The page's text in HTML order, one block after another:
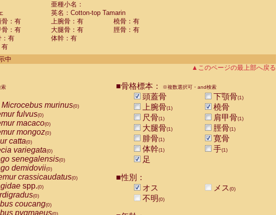
nigricollis (0)
oedipus
weddelli
spp.
boliviensis(0)
sciureus(0)
caraya(0)
fusca(0)
seniculus
spp.(0)
(0)
(0)
(0)
(0)
lagothricha
lagothricha cana
calvus rubicundus
亜種小名：
英名：Cotton-top Tamarin
骨：有 上腕骨：有
橈骨：有
骨：有 大腿骨：有
脛骨：有
：有
体幹：有
有
中
▲このページの最上部へ戻る
索
Microcebus murinus(0)
fulvus(0)
macaco(0)
mongoz(0)
catta(0)
variegata(0)
senegalensis(0)
demidovii(0)
crassicaudatus(0)
spp.(0)
(0)
coucang(0)
pygmaeus(0)
■骨格標本： ※複数選択可・and検索
頭蓋骨 下顎骨(1)
上腕骨(1)
橈骨
尺骨(1) 肩甲骨(1)
大腿骨(1) 脛骨(1)
腓骨(1)
寛骨
体幹(1) 手(1)
足
■性別：
オス
メス(0)
不明(0)